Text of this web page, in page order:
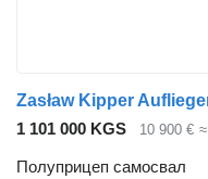
Zasław Kipper
1 101 000 KGS
10 900 €
Полуприцеп самосвал